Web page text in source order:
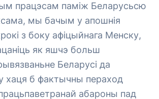
працэсам паміж Беларусьсю
мы бачым у апошнія
з боку афіцыйнага Менску,
як яшчэ больш
Беларусі да
б фактычны пераход
абароны пад